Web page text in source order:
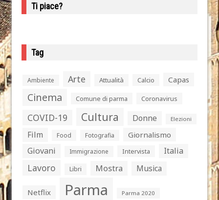
Ti piace?
Tag
Ambiente Arte Attualità Calcio Capas
Cinema Comune di parma Coronavirus
COVID-19 Cultura Donne Elezioni
Film Food Fotografia Giornalismo
Giovani Immigrazione Intervista Italia
Lavoro Libri Mostra Musica
Netflix Parma Parma 2020